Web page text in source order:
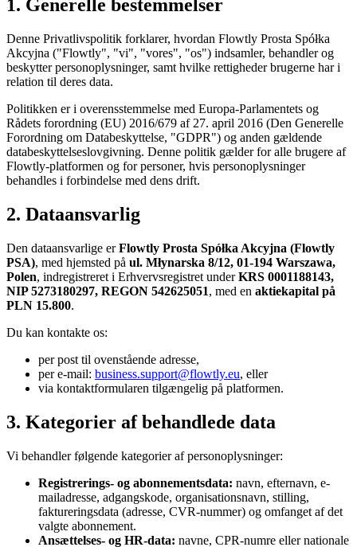
1. Generelle bestemmelser
Denne Privatlivspolitik forklarer, hvordan Flowtly Prosta Spółka
Akcyjna ("Flowtly", "vi", "vores", "os") indsamler, behandler og
beskytter personoplysninger, samt hvilke rettigheder brugerne har i
relation til deres data.
Politikken er i overensstemmelse med Europa-Parlamentets og
Rådets forordning (EU) 2016/679 af 27. april 2016 (Den Generelle
Forordning om Databeskyttelse, "GDPR") og anden gældende
databeskyttelseslovgivning. Denne politik gælder for alle brugere af
Flowtly-platformen og for personer, hvis personoplysninger
behandles i forbindelse med dens drift.
2. Dataansvarlig
Den dataansvarlige erFlowtly Prosta Spółka Akcyjna (Flowtly
PSA), med hjemsted på ul. Młynarska 8/12, 01-194 Warszawa,
Polen, indregistreret i Erhvervsregistret underKRS 0001188143,
NIP 5273180297, REGON 542625051, med en aktiekapital på
PLN 15.800.
Du kan kontakte os:
per post til ovenstående adresse,
per e-mail: business.support@flowtly.eu, eller
via kontaktformularen tilgængelig på platformen.
3. Kategorier af behandlede data
Vi behandler følgende kategorier af personoplysninger:
Registrerings- og abonnementsdata: navn, efternavn, e-
mailadresse, adgangskode, organisationsnavn, stilling,
faktureringsdata (adresse, CVR-nummer) og omfanget af det
valgte abonnement.
Ansættelses- og HR-data: navne, CPR-numre eller nationale